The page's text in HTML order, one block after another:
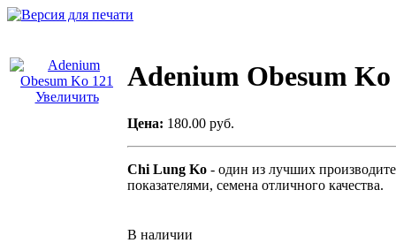
Увеличить
Adenium Obesum Ko
Цена: 180.00 руб.
Chi Lung Ko - один из лучших
показателями, семена отличного качества.
В наличии